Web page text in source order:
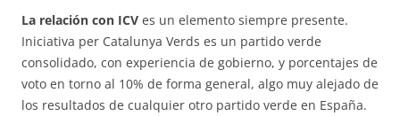
La relación con ICV es un elemento siempre presente.
Iniciativa per Catalunya Verds es un partido verde
consolidado, con experiencia de gobierno, y porcentajes de
voto en torno al 10% de forma general, algo muy alejado de
los resultados de cualquier otro partido verde en España.